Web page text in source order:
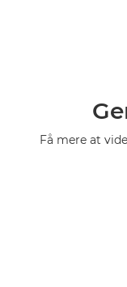
Få mere at